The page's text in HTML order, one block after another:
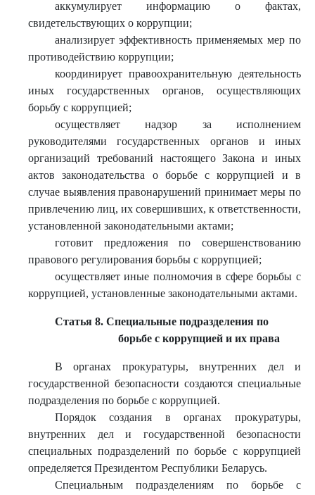
аккумулирует информацию о фактах,
свидетельствующих о коррупции;
анализирует эффективность применяемых мер по
противодействию коррупции;
координирует правоохранительную деятельность
иных государственных органов, осуществляющих
борьбу с коррупцией;
осуществляет надзор за исполнением
руководителями государственных органов и иных
организаций требований настоящего Закона и иных
актов законодательства о борьбе с коррупцией и в
случае выявления правонарушений принимает меры по
привлечению лиц, их совершивших, к ответственности,
установленной законодательными актами;
готовит предложения по совершенствованию
правового регулирования борьбы с коррупцией;
осуществляет иные полномочия в сфере борьбы с
коррупцией, установленные законодательными актами.
Статья 8. Специальные подразделения по
борьбе с коррупцией и их права
В органах прокуратуры, внутренних дел и
государственной безопасности создаются специальные
подразделения по борьбе с коррупцией.
Порядок создания в органах прокуратуры,
внутренних дел и государственной безопасности
специальных подразделений по борьбе с коррупцией
определяется Президентом Республики Беларусь.
Специальным подразделениям по борьбе с